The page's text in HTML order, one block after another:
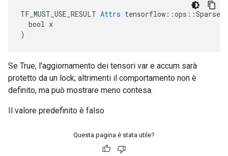
TF_MUST_USE_RESULT Attrs
  bool x
)
Se True, l'aggiornamento dei tensori var e accum sarà
protetto da un lock; altrimenti il ​​comportamento non è
definito, ma può mostrare meno contesa.
Il valore predefinito è falso
Questa pagina è stata utile?